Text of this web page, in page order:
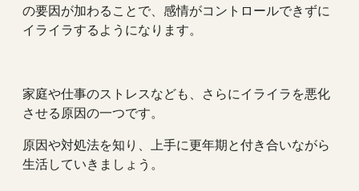
の要因が加わることで、感情がコントロールできずに
イライラするようになります。
家庭や仕事のストレスなども、さらにイライラを悪化
させる原因の一つです。
原因や対処法を知り、上手に更年期と付き合いながら
生活していきましょう。